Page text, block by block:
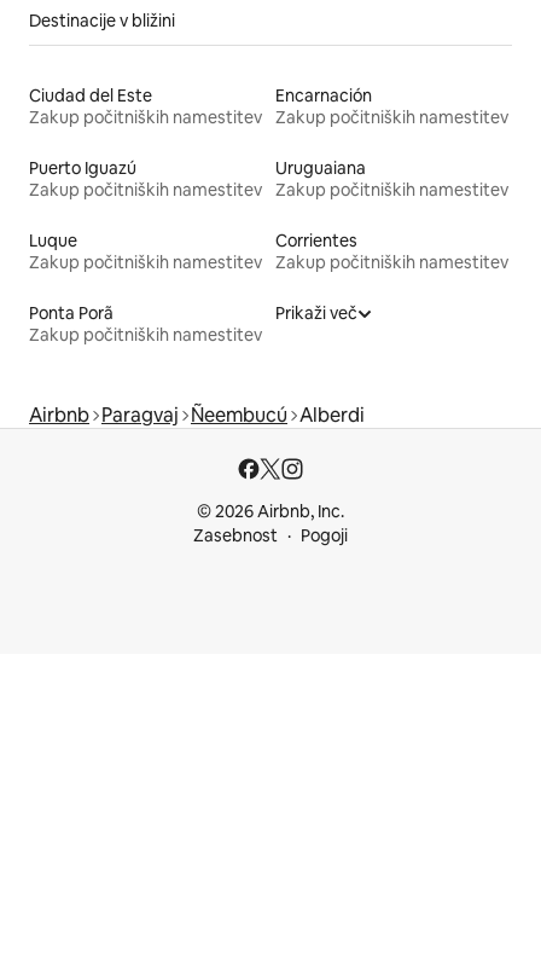
Destinacije v bližini
Ciudad del Este
Zakup počitniških namestitev
Encarnación
Zakup počitniških namestitev
Puerto Iguazú
Zakup počitniških namestitev
Uruguaiana
Zakup počitniških namestitev
Luque
Zakup počitniških namestitev
Corrientes
Zakup počitniških namestitev
Ponta Porã
Zakup počitniških namestitev
Prikaži več
Airbnb Paragvaj Ñeembucú Alberdi
© 2026 Airbnb, Inc.
Zasebnost
Pogoji